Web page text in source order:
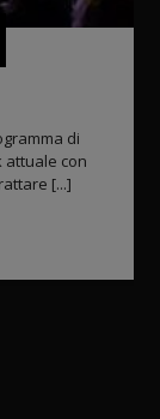
di
con
[...]